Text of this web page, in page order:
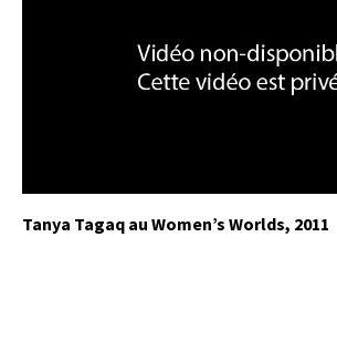
Tanya Tagaq au Women’s Worlds, 2011